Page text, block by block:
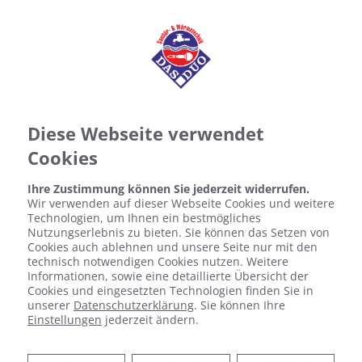
Fugenloses Bad
Diese Webseite verwendet
Cookies
Ihre Zustimmung können Sie jederzeit widerrufen.
Wir verwenden auf dieser Webseite Cookies und weitere
Technologien, um Ihnen ein bestmögliches
Nutzungserlebnis zu bieten. Sie können das Setzen von
Cookies auch ablehnen und unsere Seite nur mit den
technisch notwendigen Cookies nutzen. Weitere
Informationen, sowie eine detaillierte Übersicht der
Cookies und eingesetzten Technologien finden Sie in
unserer Datenschutzerklärung. Sie können Ihre
Einstellungen jederzeit ändern.